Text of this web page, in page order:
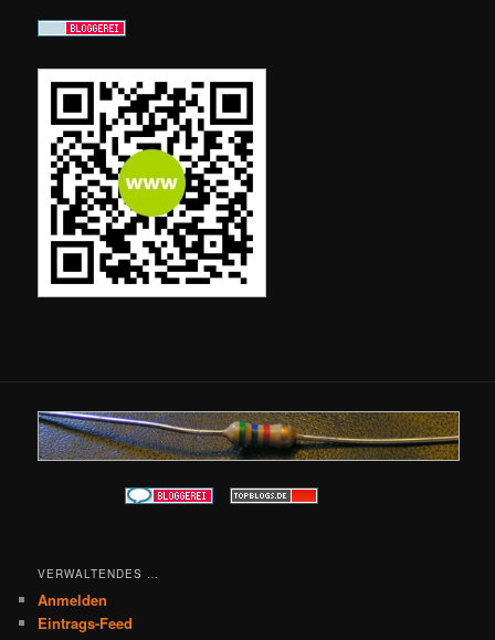
VERWALTENDES …
Anmelden
Eintrags-Feed